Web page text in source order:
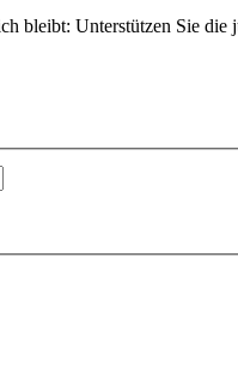
bleibt: Unterstützen Sie